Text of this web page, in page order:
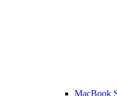
MacBook